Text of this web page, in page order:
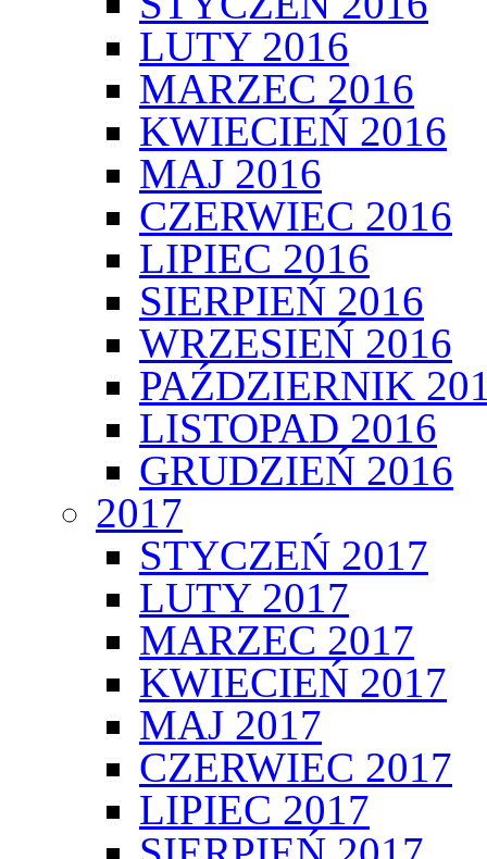
LUTY 2016
MARZEC 2016
KWIECIEŃ 2016
MAJ 2016
CZERWIEC 2016
LIPIEC 2016
SIERPIEŃ 2016
WRZESIEŃ 2016
PAŹDZIERNIK
LISTOPAD 2016
GRUDZIEŃ 2016
2017
STYCZEŃ 2017
LUTY 2017
MARZEC 2017
KWIECIEŃ 2017
MAJ 2017
CZERWIEC 2017
LIPIEC 2017